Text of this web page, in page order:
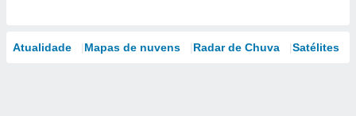
Atualidade Mapas de nuvens Radar de Chuva Satélites